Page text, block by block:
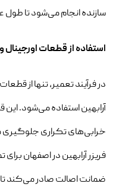
سازنده انجام می‌شود تا طول
استفاده از قطعات اورجینال
در فرآیند تعمیر، تنها از
آرابهین استفاده می‌شود. این
خرابی‌های تکراری
فریزر آرابهین در اصفهان
ضمانت اصالت صادر می‌کند